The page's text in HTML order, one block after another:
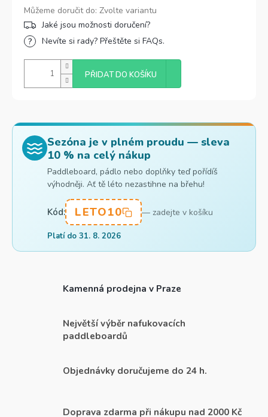
Můžeme doručit do: Zvolte variantu
Nevíte si rady? Přeštěte si FAQs.
PŘIDAT DO KOŠÍKU
Sezóna je v plném proudu — sleva
10 % na celý nákup
Paddleboard, pádlo nebo doplňky teď pořídíš
výhodněji. Ať tě léto nezastihne na břehu!
Kód: LETO10 — zadejte v košíku
Platí do 31. 8. 2026
Kamenná prodejna v Praze
Největší výběr nafukovacích
paddleboardů
Objednávky doručujeme do 24 h.
Doprava zdarma při nákupu nad 2000 Kč